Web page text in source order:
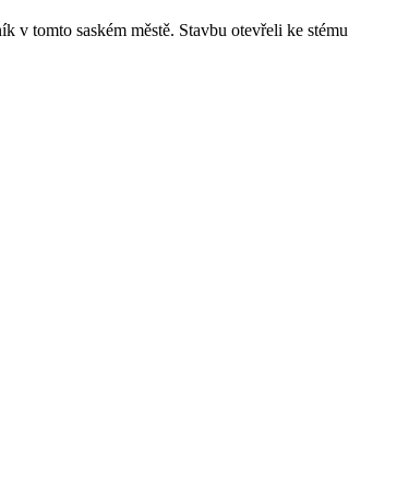
tomto saském městě. Stavbu otevřeli ke stému